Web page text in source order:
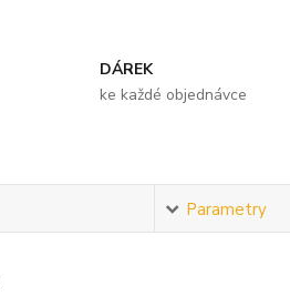
DÁREK
ke každé objednávce
Parametry